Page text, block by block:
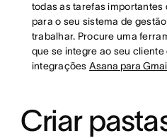
todas as tarefas importantes
para o seu sistema de
trabalhar. Procure uma
que se integre ao seu
integraçõesAsana para
Criar